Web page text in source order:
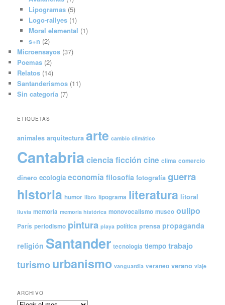
Lipogramas(5)
Logo-rallyes(1)
Moral elemental (1)
s+n (2)
Microensayos (37)
Poemas (2)
Relatos (14)
Santanderismos (11)
Sin categoría (7)
ETIQUETAS
animales arquitectura arte cambio climático
Cantabriaciencia ficción cine clima comercio
dinero ecología economía filosofía fotografía guerra
historia humor libro lipograma literatura litoral
lluvia memoria memoria histórica monovocalismo museo oulipo
París periodismo pintura playa política prensa propaganda
religión Santander tecnología tiempo trabajo
turismourbanismo vanguardia veraneo verano viaje
ARCHIVO